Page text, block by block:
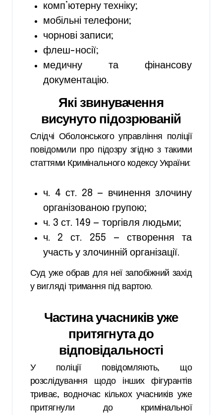
комп’ютерну техніку;
мобільні телефони;
чорнові записи;
флеш-носії;
медичну та фінансову
документацію.
Які звинувачення
висунуто підозрюваній
Слідчі Оболонського управління поліції
повідомили про підозру згідно з такими
статтями Кримінального кодексу України:
ч. 4 ст. 28 — вчинення злочину
організованою групою;
ч. 3 ст. 149 — торгівля людьми;
ч. 2 ст. 255 — створення та
участь у злочинній організації.
Суд уже обрав для неї запобіжний захід
у вигляді тримання під вартою.
Частина учасників уже
притягнута до
відповідальності
У поліції повідомляють, що
розслідування щодо інших фігурантів
триває, водночас кількох учасників уже
притягнули до кримінальної